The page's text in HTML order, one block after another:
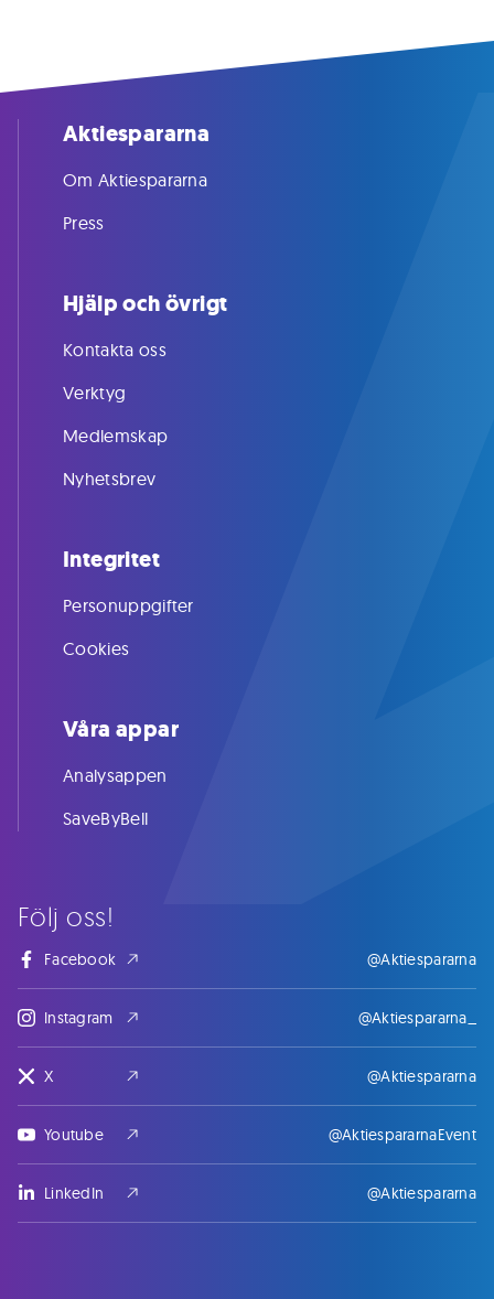
Följ oss!
Facebook @Aktiespararna
Instagram @Aktiespararna_
X @Aktiespararna
Youtube @AktiespararnaEvent
LinkedIn @Aktiespararna
Aktiespararna
Om Aktiespararna
Press
Hjälp och övrigt
Kontakta oss
Verktyg
Medlemskap
Nyhetsbrev
Integritet
Personuppgifter
Cookies
Våra appar
Analysappen
SaveByBell